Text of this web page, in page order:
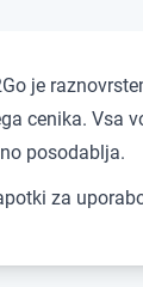
je
cenika. Vsa
posodablja.
za